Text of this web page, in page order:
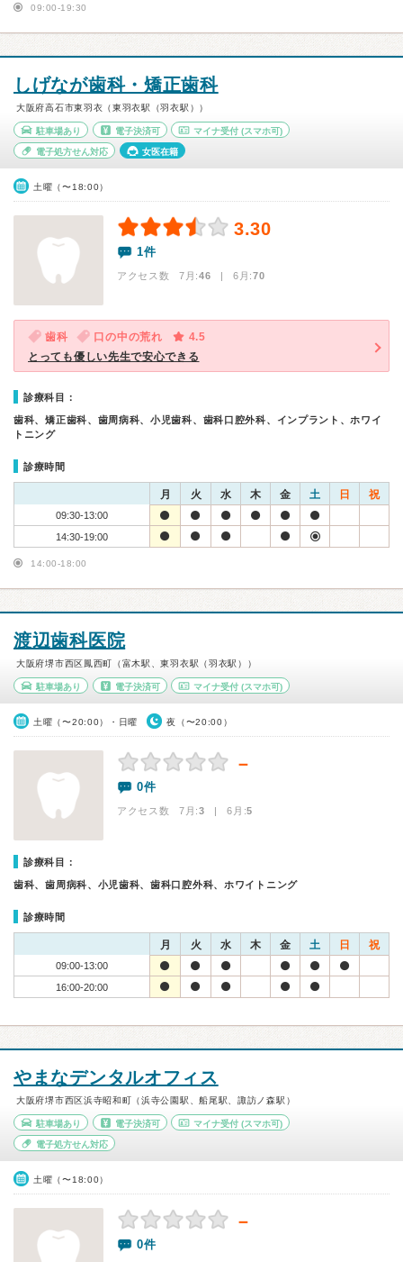
09:00-19:30
しげなが歯科・矯正歯科
大阪府高石市東羽衣（東羽衣駅（羽衣駅））
駐車場あり 電子決済可 マイナ受付 (スマホ可)
電子処方せん対応 女医在籍
土曜（〜18:00）
3.30
1件
アクセス数 7月:46 | 6月:70
歯科 口の中の荒れ
4.5
とっても優しい先生で安心できる
診療科目：
歯科、矯正歯科、歯周病科、小児歯科、歯科口腔外科、インプラント、ホワイ
トニング
診療時間
月 火 水 木 金 土 日 祝
09:30-13:00
14:30-19:00
14:00-18:00
渡辺歯科医院
大阪府堺市西区鳳西町（富木駅、東羽衣駅（羽衣駅））
駐車場あり 電子決済可 マイナ受付 (スマホ可)
土曜（〜20:00）・日曜 夜（〜20:00）
－
0件
アクセス数 7月:3 | 6月:5
診療科目：
歯科、歯周病科、小児歯科、歯科口腔外科、ホワイトニング
診療時間
月 火 水 木 金 土 日 祝
09:00-13:00
16:00-20:00
やまなデンタルオフィス
大阪府堺市西区浜寺昭和町（浜寺公園駅、船尾駅、諏訪ノ森駅）
駐車場あり 電子決済可 マイナ受付 (スマホ可)
電子処方せん対応
土曜（〜18:00）
－
0件